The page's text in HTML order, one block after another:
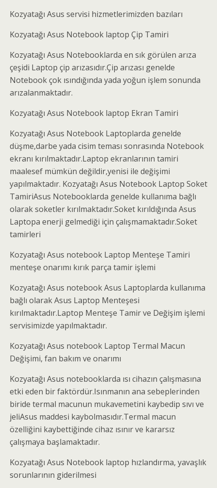
Kozyatağı Asus servisi hizmetlerimizden bazıları
Kozyatağı Asus Notebook laptop Çip Tamiri
Kozyatağı Asus Notebooklarda en sık görülen arıza
çeşidi Laptop çip arızasıdır.Çip arızası genelde
Notebook çok ısındığında yada yoğun işlem sonunda
arızalanmaktadır.
Kozyatağı Asus Notebook laptop Ekran Tamiri
Kozyatağı Asus Notebook Laptoplarda genelde
düşme,darbe yada cisim teması sonrasında Notebook
ekranı kırılmaktadır.Laptop ekranlarının tamiri
maalesef mümkün değildir,yenisi ile değişimi
yapılmaktadır. Kozyatağı Asus Notebook Laptop Soket
TamiriAsus Notebooklarda genelde kullanıma bağlı
olarak soketler kırılmaktadır.Soket kırıldığında Asus
Laptopa enerji gelmediği için çalışmamaktadır.Soket
tamirleri
Kozyatağı Asus notebook Laptop Menteşe Tamiri
menteşe onarımı kırık parça tamir işlemi
Kozyatağı Asus notebook Asus Laptoplarda kullanıma
bağlı olarak Asus Laptop Menteşesi
kırılmaktadır.Laptop Menteşe Tamir ve Değişim işlemi
servisimizde yapılmaktadır.
Kozyatağı Asus notebook Laptop Termal Macun
Değişimi, fan bakım ve onarımı
Kozyatağı Asus notebooklarda ısı cihazın çalışmasına
etki eden bir faktördür.Isınmanın ana sebeplerinden
biride termal macunun mukavemetini kaybedip sıvı ve
jeliAsus maddesi kaybolmasıdır.Termal macun
özelliğini kaybettiğinde cihaz ısınır ve kararsız
çalışmaya başlamaktadır.
Kozyatağı Asus Notebook laptop hızlandırma, yavaşlık
sorunlarının giderilmesi